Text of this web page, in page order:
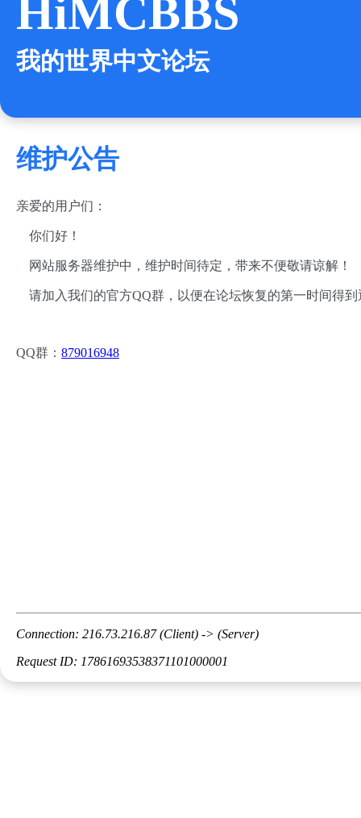
HiMCBBS
我的世界中文论坛
维护公告
亲爱的用户们：
你们好！
网站服务器维护中，维护时间待定，带来不便敬请谅解！
请加入我们的官方QQ群，以便在论坛恢复的第一时间得到
QQ群： 879016948
Connection: 216.73.216.87 (Client) -> (Server)
Request ID: 17861693538371101000001